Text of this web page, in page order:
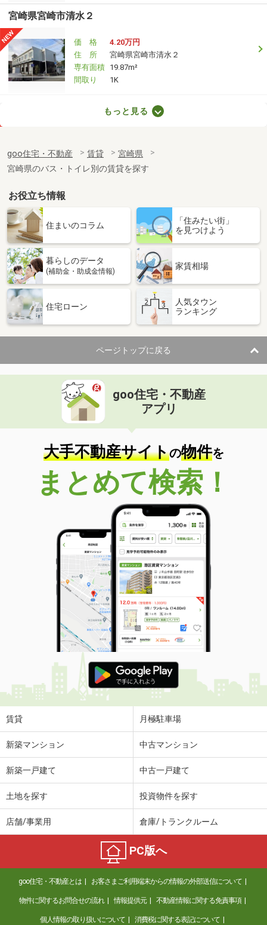
宮崎県宮崎市清水２
価 格
4.20万円
住 所
宮崎県宮崎市清水２
専有面積 19.87m²
間取り
1K
宮崎県宮崎市大塚町田淵ケ原
専有面積
26.08m²
間取り
1K
宮崎県延岡市日の出町１
価 格
6.70万円
宮崎県延岡市日の出町１
専有面積 26.5m²
間取り
ワンルーム
宮崎県宮崎市吉村町引土
住 所
宮崎県宮崎市吉村町引土
専有面積 26.08m²
間取り
1K
宮崎県宮崎市大島町山田ケ窪
価 格
住 所
宮崎県宮崎市大島町山田ケ窪
専有面積 22.02m²
間取り
1K
宮崎県宮崎市吉村町引土
価 格
4.50万円
宮崎県宮崎市吉村町引土
26.08m²
間取り
1K
宮崎県宮崎市吉村町引土
価 格
4.50万円
住 所
宮崎県宮崎市吉村町引土
専有面積 26.08m²
間取り
1K
宮崎県宮崎市吉村町引土
価 格
4.50万円
住 所
宮崎県宮崎市吉村町引土
専有面積
宮崎県宮崎市吉村町引土
4.50万円
宮崎県宮崎市大島町立野
4.50万円
住 所
宮崎県宮崎市大島町立野
専有面積 22.35m²
間取り
1K
宮崎県宮崎市大島町立野
もっと見る
goo住宅・不動産 賃貸
宮崎県
宮崎県のバス・トイレ別の賃貸を探す
お役立ち情報
住まいのコラム
「住みたい街」
を見つけよう
暮らしのデータ
(補助金・助成金情報)
家賃相場
住宅ローン
人気タウン
ランキング
ページトップに戻る
goo住宅・不動産
アプリ
大手不動産サイトの物件を
まとめて検索！
賃貸 月極駐車場
新築マンション 中古マンション
新築一戸建て 中古一戸建て
土地を探す 投資物件を探す
店舗/事業用 倉庫/トランクルーム
PC版へ
goo住宅・不動産とは お客さまご利用端末からの情報の外部送信について
物件に関するお問合せの流れ 情報提供元 不動産情報に関する免責事項
個人情報の取り扱いについて 消費税に関する表記について